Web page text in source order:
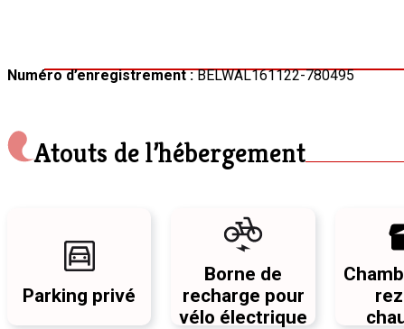
Numéro d’enregistrement :BELWAL161122-780495
Atouts de l’hébergement
Parking privé
Borne de
recharge pour
vélo électrique